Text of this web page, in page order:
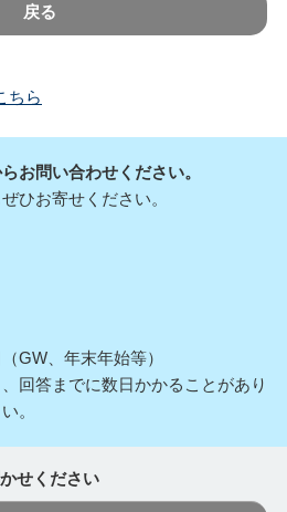
戻る
ちら
お問い合わせください。
ひお寄せください。
GW、年末年始等）
回答までに数日かかることがあり
。
せください